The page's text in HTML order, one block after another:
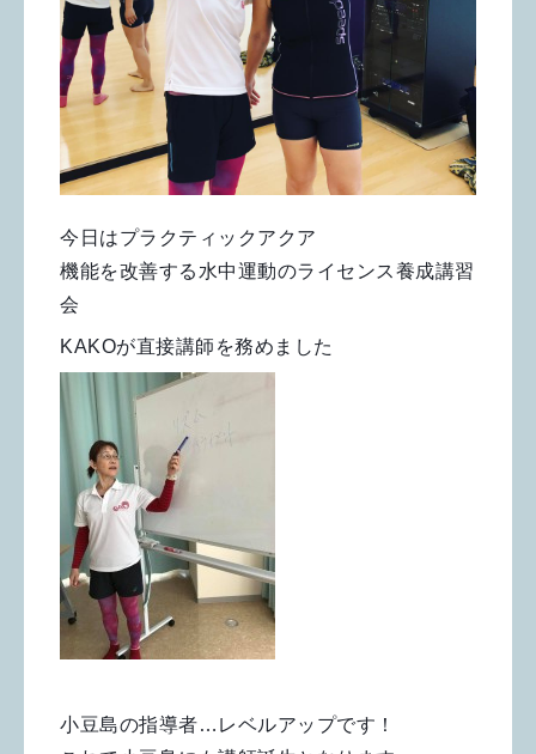
今日はプラクティックアクア
機能を改善する水中運動のライセンス養成講習
会
KAKOが直接講師を務めました
小豆島の指導者…レベルアップです！